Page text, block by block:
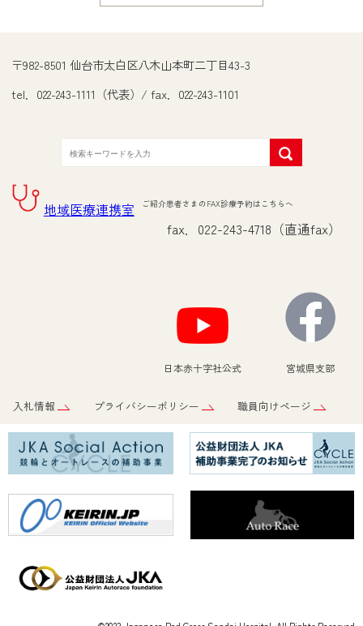
〒982-8501 仙台市太白区八木山本町二丁目43-3
tel．022-243-1111（代表）/ fax．022-243-1101
地域医療連携室 ご紹介患者さまのFAX診療予約はこちらへ
fax．022-243-4718（直通fax）
日本赤十字社公式 宮城県支部
入札情報 プライバシーポリシー 職員向けページ